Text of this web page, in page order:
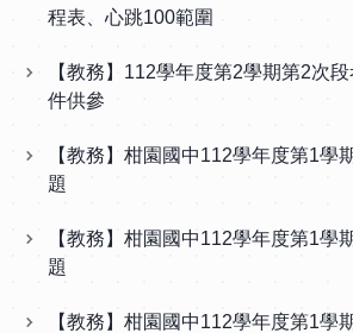
程表、心跳100範圍
【教務】112學年度第2學期第2次
件供參
【教務】柑園國中112學年度第1學
題
【教務】柑園國中112學年度第1學
題
【教務】柑園國中112學年度第1學